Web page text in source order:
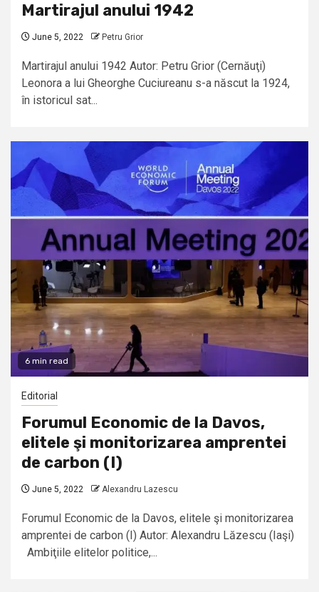
Martirajul anului 1942
June 5, 2022 Petru Grior
Martirajul anului 1942 Autor: Petru Grior (Cernăuţi)
Leonora a lui Gheorghe Cuciureanu s-a născut la 1924,
în istoricul sat...
6 min read
Editorial
Forumul Economic de la Davos,
elitele şi monitorizarea amprentei
de carbon (I)
June 5, 2022 Alexandru Lazescu
Forumul Economic de la Davos, elitele şi monitorizarea
amprentei de carbon (I) Autor: Alexandru Lăzescu (Iaşi)
Ambiţiile elitelor politice,...